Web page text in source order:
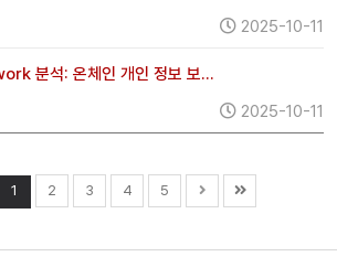
2025-10-11
분석: 온체인 개인 정보 보…
2025-10-11
1 2 3 4 5